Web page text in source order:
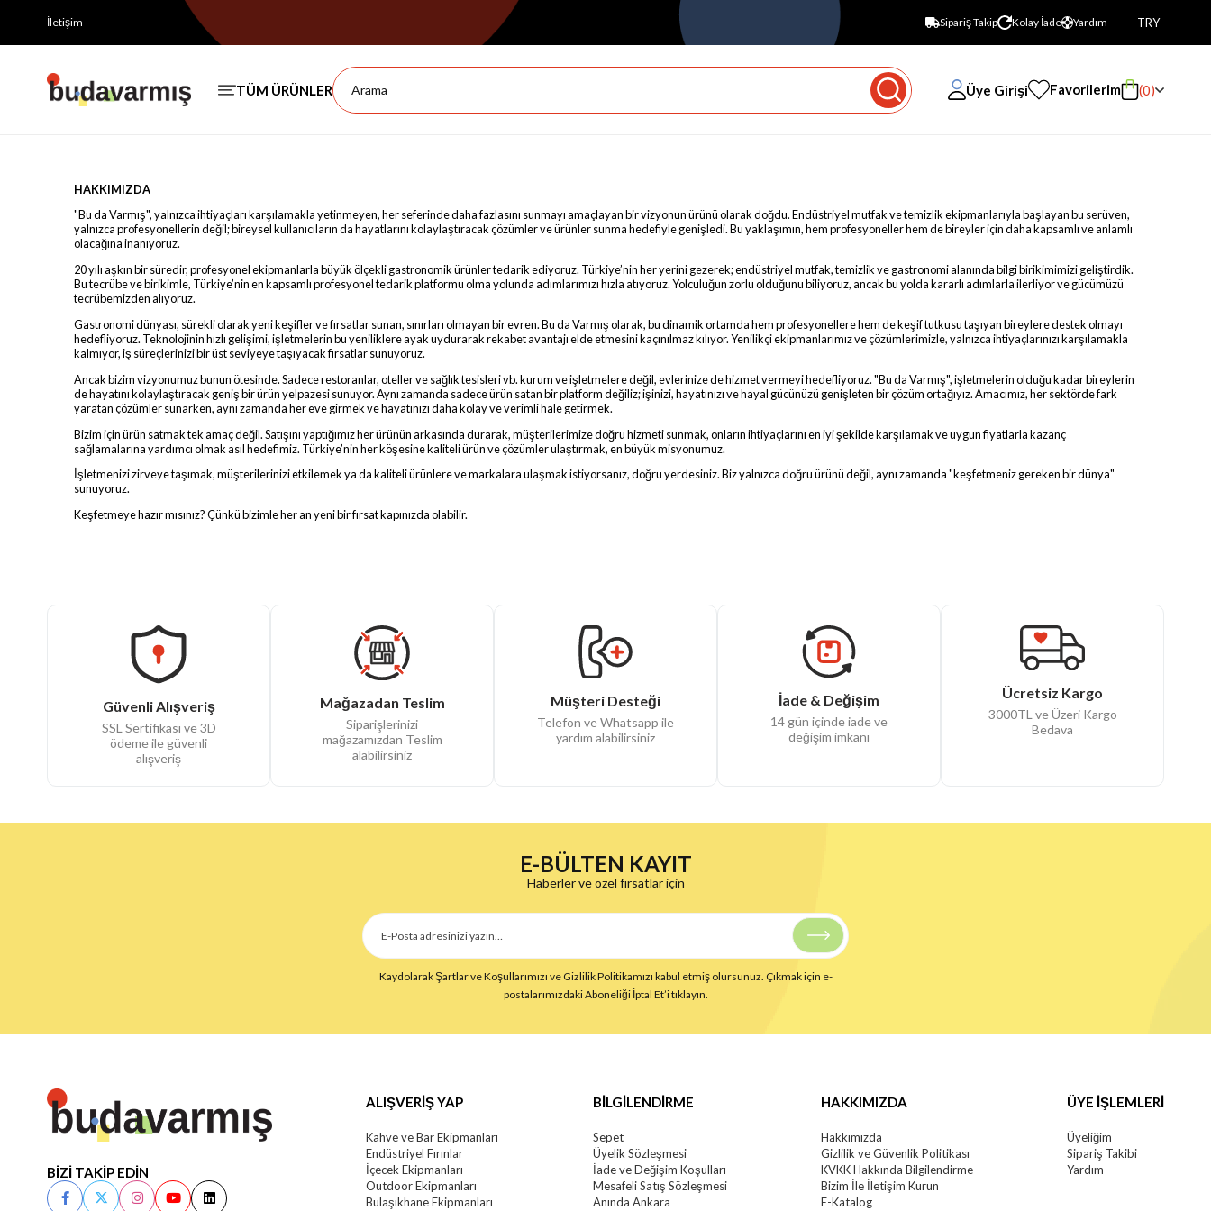
İletişim Sipariş Takip Kolay İade Yardım TRY
Üye Girişi Favorilerim 0
HAKKIMIZDA
"Bu da Varmış", yalnızca ihtiyaçları karşılamakla yetinmeyen, her seferinde daha fazlasını sunmayı amaçlayan bir vizyonun ürünü olarak doğdu. Endüstriyel mutfak ve temizlik ekipmanlarıyla başlayan bu serüven,
yalnızca profesyonellerin değil; bireysel kullanıcıların da hayatlarını kolaylaştıracak çözümler ve ürünler sunma hedefiyle genişledi. Bu yaklaşımın, hem profesyoneller hem de bireyler için daha kapsamlı ve anlamlı
olacağına inanıyoruz.
20 yılı aşkın bir süredir, profesyonel ekipmanlarla büyük ölçekli gastronomik ürünler tedarik ediyoruz. Türkiye’nin her yerini gezerek; endüstriyel mutfak, temizlik ve gastronomi alanında bilgi birikimimizi geliştirdik.
Bu tecrübe ve birikimle, Türkiye’nin en kapsamlı profesyonel tedarik platformu olma yolunda adımlarımızı hızla atıyoruz. Yolculuğun zorlu olduğunu biliyoruz, ancak bu yolda kararlı adımlarla ilerliyor ve gücümüzü
tecrübemizden alıyoruz.
Gastronomi dünyası, sürekli olarak yeni keşifler ve fırsatlar sunan, sınırları olmayan bir evren. Bu da Varmış olarak, bu dinamik ortamda hem profesyonellere hem de keşif tutkusu taşıyan bireylere destek olmayı
hedefliyoruz. Teknolojinin hızlı gelişimi, işletmelerin bu yeniliklere ayak uydurarak rekabet avantajı elde etmesini kaçınılmaz kılıyor. Yenilikçi ekipmanlarımız ve çözümlerimizle, yalnızca ihtiyaçlarınızı karşılamakla
kalmıyor, iş süreçlerinizi bir üst seviyeye taşıyacak fırsatlar sunuyoruz.
Ancak bizim vizyonumuz bunun ötesinde. Sadece restoranlar, oteller ve sağlık tesisleri vb. kurum ve işletmelere değil, evlerinize de hizmet vermeyi hedefliyoruz. "Bu da Varmış", işletmelerin olduğu kadar bireylerin
de hayatını kolaylaştıracak geniş bir ürün yelpazesi sunuyor. Aynı zamanda sadece ürün satan bir platform değiliz; işinizi, hayatınızı ve hayal gücünüzü genişleten bir çözüm ortağıyız. Amacımız, her sektörde fark
yaratan çözümler sunarken, aynı zamanda her eve girmek ve hayatınızı daha kolay ve verimli hale getirmek.
Bizim için ürün satmak tek amaç değil. Satışını yaptığımız her ürünün arkasında durarak, müşterilerimize doğru hizmeti sunmak, onların ihtiyaçlarını en iyi şekilde karşılamak ve uygun fiyatlarla kazanç
sağlamalarına yardımcı olmak asıl hedefimiz. Türkiye’nin her köşesine kaliteli ürün ve çözümler ulaştırmak, en büyük misyonumuz.
İşletmenizi zirveye taşımak, müşterilerinizi etkilemek ya da kaliteli ürünlere ve markalara ulaşmak istiyorsanız, doğru yerdesiniz. Biz yalnızca doğru ürünü değil, aynı zamanda "keşfetmeniz gereken bir dünya"
sunuyoruz.
Keşfetmeye hazır mısınız? Çünkü bizimle her an yeni bir fırsat kapınızda olabilir.
Güvenli Alışveriş
SSL Sertifikası ve 3D
ödeme ile güvenli
alışveriş
Mağazadan Teslim
Siparişlerinizi
mağazamızdan Teslim
alabilirsiniz
Müşteri Desteği
Telefon ve Whatsapp ile
yardım alabilirsiniz
İade & Değişim
14 gün içinde iade ve
değişim imkanı
Ücretsiz Kargo
3000TL ve Üzeri Kargo
Bedava
E-BÜLTEN KAYIT
Haberler ve özel fırsatlar için
Kaydolarak Şartlar ve Koşullarımızı ve Gizlilik Politikamızı kabul etmiş olursunuz. Çıkmak için e-
postalarımızdaki Aboneliği İptal Et’i tıklayın.
BİZİ TAKİP EDİN
ALIŞVERİŞ YAP
Kahve ve Bar Ekipmanları
Endüstriyel Fırınlar
İçecek Ekipmanları
Outdoor Ekipmanları
Bulaşıkhane Ekipmanları
BİLGİLENDİRME
Sepet
Üyelik Sözleşmesi
İade ve Değişim Koşulları
Mesafeli Satış Sözleşmesi
Anında Ankara
HAKKIMIZDA
Hakkımızda
Gizlilik ve Güvenlik Politikası
KVKK Hakkında Bilgilendirme
Bizim İle İletişim Kurun
E-Katalog
ÜYE İŞLEMLERİ
Üyeliğim
Sipariş Takibi
Yardım